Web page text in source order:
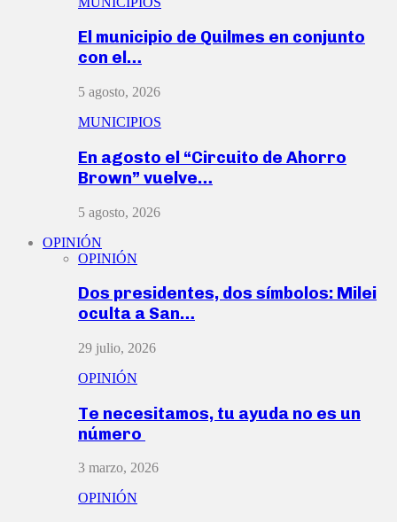
El municipio de Quilmes en conjunto
con el…
5 agosto, 2026
MUNICIPIOS
En agosto el “Circuito de Ahorro
Brown” vuelve…
5 agosto, 2026
OPINIÓN
OPINIÓN
Dos presidentes, dos símbolos: Milei
oculta a San…
29 julio, 2026
OPINIÓN
Te necesitamos, tu ayuda no es un
número
3 marzo, 2026
OPINIÓN